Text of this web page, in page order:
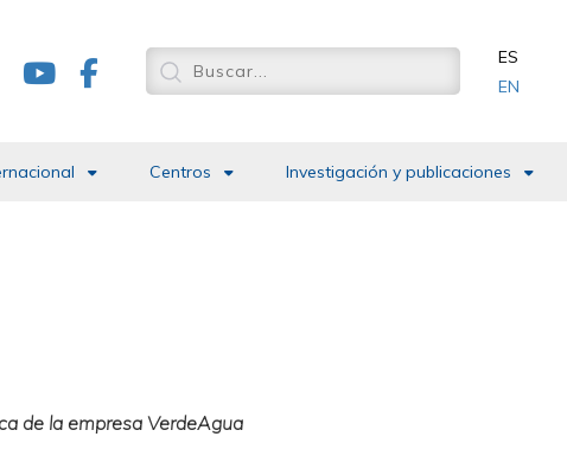
ES
EN
Centros Investigación y publicaciones
de la empresa VerdeAgua